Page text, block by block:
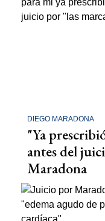
DIEGO MARADONA
"Ya
antes del
Maradona